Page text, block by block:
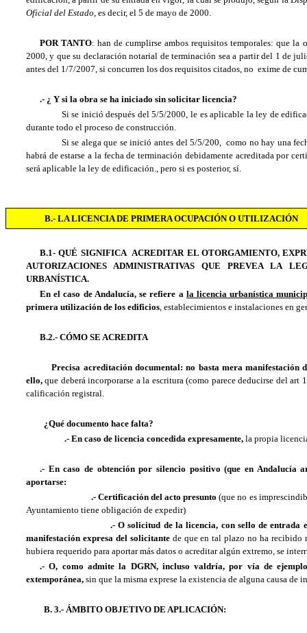
Oficial del Estado, es decir, el 5 de mayo de 2000.
POR TANTO: han de cumplirse ambos requisitos temporales: que
2000, y que su declaración notarial de terminación sea a partir del 1 de
antes del 1/7/2007, si concurren los dos requisitos citados, no exime de
.- ¿ Y si la obra se ha iniciado sin solicitar licencia?
Si se inició después del 5/5/2000, le es aplicable la ley de
durante todo el proceso de construcción.
Si se alega que se inició antes del 5/5/200, como no hay una
habrá de estarse a la fecha de terminación debidamente acreditada por
será aplicable la ley de edificación., pero si es posterior, sí.
B.- LA LICENCIA DE PRIMERA OCUPACIÓN O UTILIZACIÓN
B.1- QUÉ SIGNIFICA ACREDITAR EL OTORGAMIENTO,
AUTORIZACIONES ADMINISTRATIVAS QUE PREVEA LA
URBANÍSTICA.
En el caso de Andalucía, se refiere a la licencia urbanística
primera utilización de los edificios , establecimientos e instalaciones en
B.2.- CÓMO SE ACREDITA
Precisa acreditación documental: no basta mera manifestación
ello,que deberá incorporarse a la escritura (como parece deducirse del
calificación registral.
¿Qué documento hace falta?
.- En caso de licencia concedida expresamente, la propia
.- En caso de obtención por silencio positivo (que en Andalucía
aportarse:
.- Certificación del acto presunto(que no es
Ayuntamiento tiene obligación de expedir)
.- O solicitud de la licencia, con sello de entrada en el
manifestación expresa del solicitantede que en tal plazo no ha recibido
hubiera requerido para aportar más datos o acreditar algún extremo, se
.- O, como admite la DGRN, incluso valdría, por vía de
extemporánea, sin que la misma exprese la existencia de alguna causa
B. 3.- ÁMBITO OBJETIVO DE APLICACIÓN: